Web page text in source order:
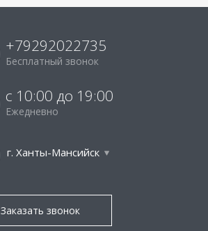
+79292022735
Бесплатный звонок
с 10:00 до 19:00
Ежедневно
г. Ханты-Мансийск
Заказать звонок